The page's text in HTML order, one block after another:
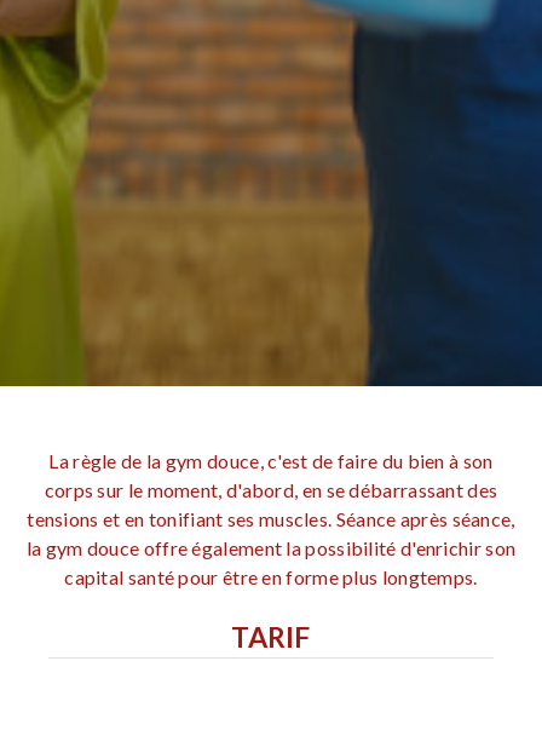
La règle de la gym douce, c'est de faire du bien à son
corps sur le moment, d'abord, en se débarrassant des
tensions et en tonifiant ses muscles. Séance après séance,
la gym douce offre également la possibilité d'enrichir son
capital santé pour être en forme plus longtemps.
TARIF